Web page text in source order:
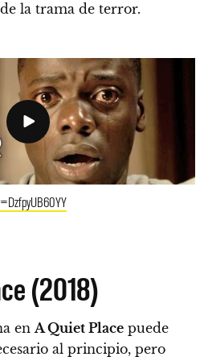
la trama de terror.
(2018)
enA Quiet Place puede
al principio, pero